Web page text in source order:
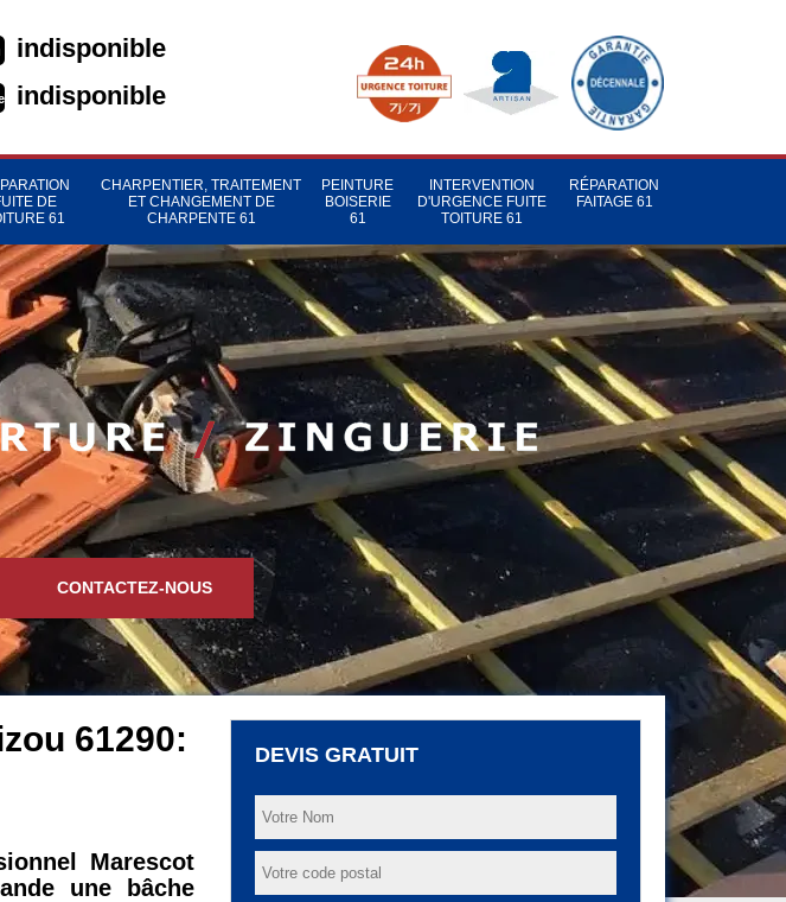
indisponible
indisponible
DE
61
CHARPENTIER, TRAITEMENT
ET CHANGEMENT DE
CHARPENTE 61
PEINTURE
BOISERIE
61
INTERVENTION
D'URGENCE FUITE
TOITURE 61
RÉPARATION
FAITAGE 61
CONTACTEZ-NOUS
61290:
Marescot
une bâche
DEVIS GRATUIT